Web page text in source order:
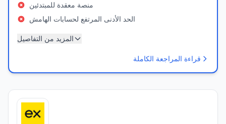
منصة معقدة للمبتدئين
الحد الأدنى المرتفع لحسابات الهامش
المزيد من التفاصيل
قراءة المراجعة الكاملة